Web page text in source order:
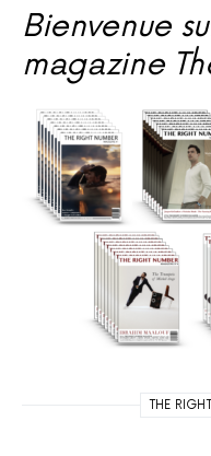
Bienvenue
magazine
THE